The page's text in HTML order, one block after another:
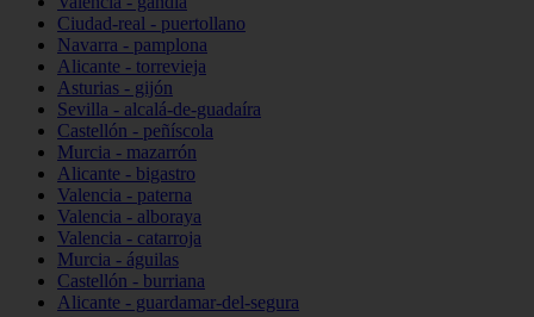
Ciudad-real - puertollano
Navarra - pamplona
Alicante - torrevieja
Asturias - gijón
Sevilla - alcalá-de-guadaíra
Castellón - peñíscola
Murcia - mazarrón
Alicante - bigastro
Valencia - paterna
Valencia - alboraya
Valencia - catarroja
Murcia - águilas
Castellón - burriana
Alicante - guardamar-del-segura